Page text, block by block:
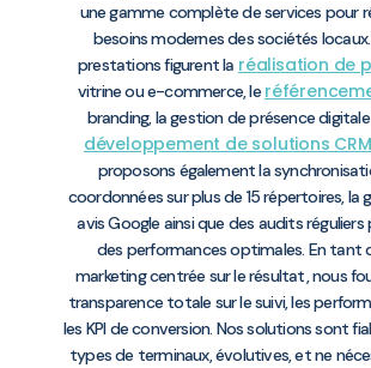
une gamme complète de services pour
besoins modernes des sociétés
prestations figurent la réalisation de
vitrine ou e-commerce, le
branding, la gestion de présence
développement de solutions CRM
proposons également la
coordonnées sur plus de 15 répertoires, la
avis Google ainsi que des audits
des performances optimales. En tant
marketing centrée sur le résultat, nous
transparence totale sur le suivi, les
les KPI de conversion. Nos solutions sont
types de terminaux, évolutives, et ne